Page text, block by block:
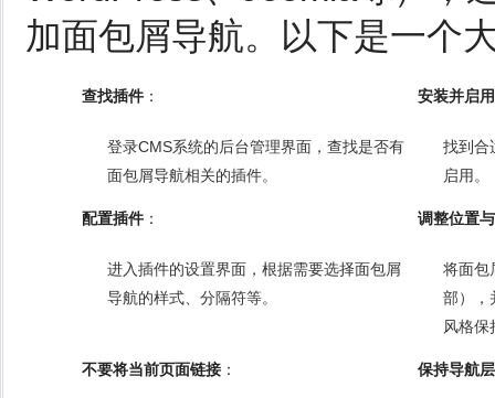
加面包屑导航。以下是一个
查找插件 ：
登录CMS系统的后台管理界面，查找是否有
面包屑导航相关的插件。
安装并启
找到合
启用。
配置插件 ：
进入插件的设置界面，根据需要选择面包屑
导航的样式、分隔符等。
调整位置
将面包
部），
风格保
不要将当前页面链接 ： 保持导航